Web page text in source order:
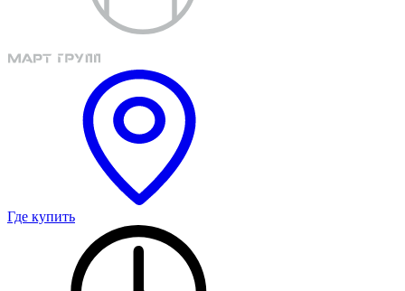
Где купить